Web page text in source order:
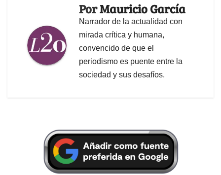
PorMauricio García
Narrador de la actualidad con
mirada crítica y humana,
convencido de que el
periodismo es puente entre la
sociedad y sus desafíos.